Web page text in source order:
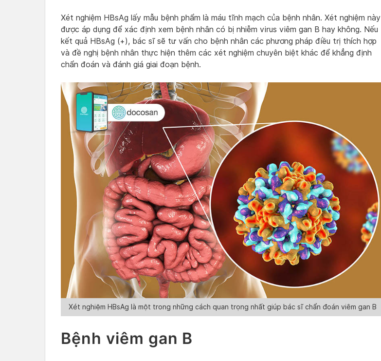
Xét nghiệm HBsAg lấy mẫu bệnh phẩm là máu tĩnh mạch của bệnh nhân. Xét nghiệm này
được áp dụng để xác định xem bệnh nhân có bị nhiễm virus viêm gan B hay không. Nếu
kết quả HBsAg (+), bác sĩ sẽ tư vấn cho bệnh nhân các phương pháp điều trị thích hợp
và đề nghị bệnh nhân thực hiện thêm các xét nghiệm chuyên biệt khác để khẳng định
chẩn đoán và đánh giá giai đoạn bệnh.
Xét nghiệm HBsAg là một trong những cách quan trọng nhất giúp bác sĩ chẩn đoán viêm gan B
Bệnh viêm gan B